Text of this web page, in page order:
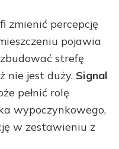
zmienić percepcję
pojawia
strefę
nie jest duży. Signal
pełnić rolę
wypoczynkowego,
w zestawieniu z